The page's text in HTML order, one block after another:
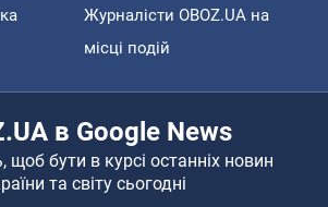
Журналісти OBOZ.UA на
місці подій
в Google News
щоб бути в курсі останніх новин
та світу сьогодні